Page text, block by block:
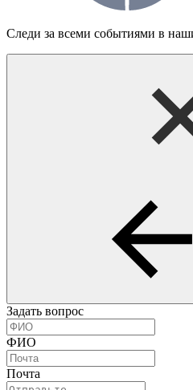
Следи за всеми событиями в
Задать вопрос
ФИО
Почта